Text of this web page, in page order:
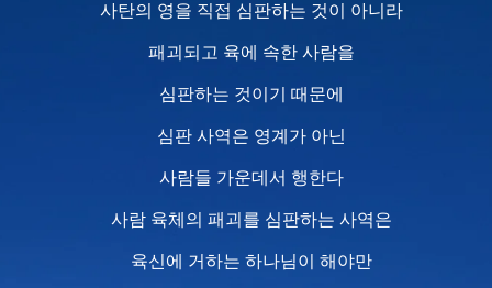
사탄의 영을 직접 심판하는 것이 아니라
패괴되고 육에 속한 사람을
심판하는 것이기 때문에
심판 사역은 영계가 아닌
사람들 가운데서 행한다
사람 육체의 패괴를 심판하는 사역은
육신에 거하는 하나님이 해야만